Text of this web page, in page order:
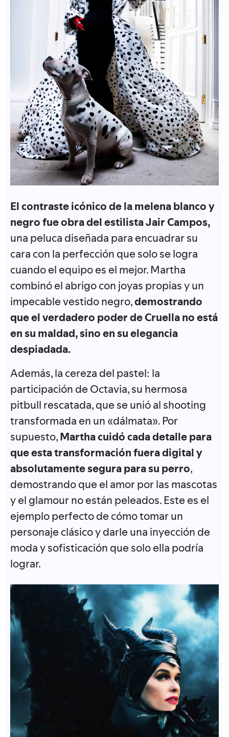
El contraste icónico de la melena blanco y
negro fue obra del estilista Jair Campos,
una peluca diseñada para encuadrar su
cara con la perfección que solo se logra
cuando el equipo es el mejor. Martha
combinó el abrigo con joyas propias y un
impecable vestido negro,demostrando
que el verdadero poder de Cruella no está
en su maldad, sino en su elegancia
despiadada.
Además, la cereza del pastel: la
participación de Octavia, su hermosa
pitbull rescatada, que se unió al shooting
transformada en un «dálmata». Por
supuesto,Martha cuidó cada detalle para
que esta transformación fuera digital y
absolutamente segura para su perro,
demostrando que el amor por las mascotas
y el glamour no están peleados. Este es el
ejemplo perfecto de cómo tomar un
personaje clásico y darle una inyección de
moda y sofisticación que solo ella podría
lograr.